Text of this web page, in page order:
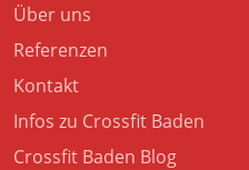
Über uns
Referenzen
Kontakt
Infos zu Crossfit Baden
Crossfit Baden Blog